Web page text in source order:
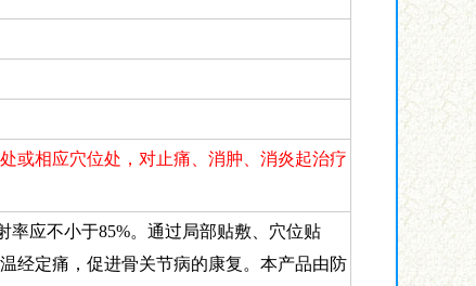
或相应穴位处，对止痛、消肿、消炎起治疗
率应不小于85%。通过局部贴敷、穴位贴
经定痛，促进骨关节病的康复。本产品由防